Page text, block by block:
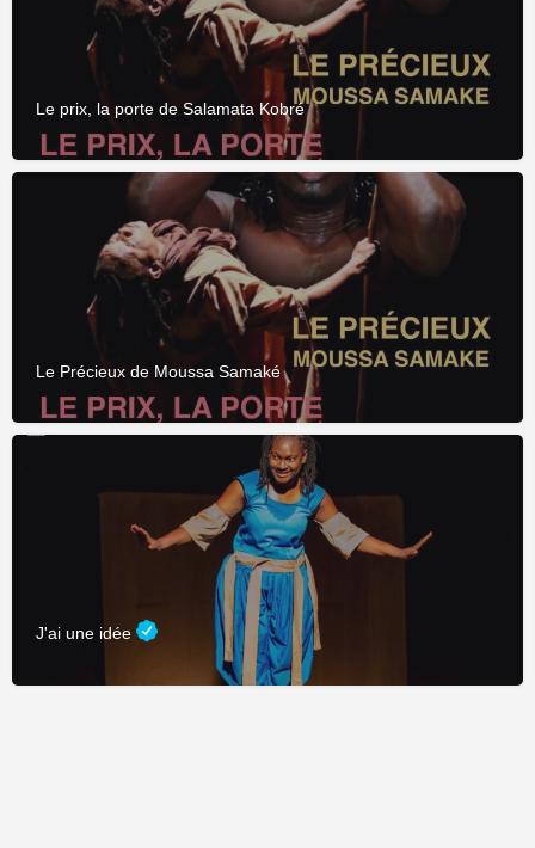
Le prix, la porte de Salamata Kobré
Le Précieux de Moussa Samaké
J'ai une idée